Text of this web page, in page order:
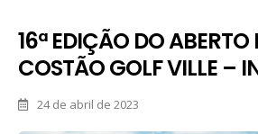
16ª EDIÇÃO DO ABERTO
COSTÃO GOLF VILLE –
24 de abril de 2023